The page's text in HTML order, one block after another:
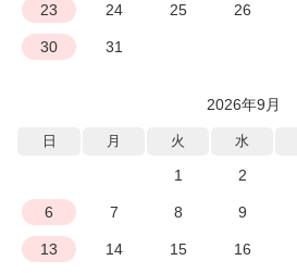
23 24 25 26
30 31
2026年9月
日 月 火 水
1 2
6 7 8 9
13 14 15 16